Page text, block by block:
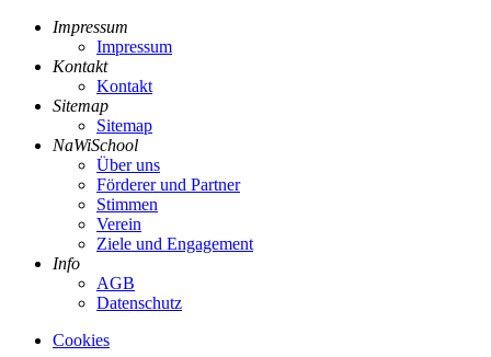
Impressum
Impressum
Kontakt
Kontakt
Sitemap
Sitemap
NaWiSchool
Über uns
Förderer und Partner
Stimmen
Verein
Ziele und Engagement
Info
AGB
Datenschutz
Cookies